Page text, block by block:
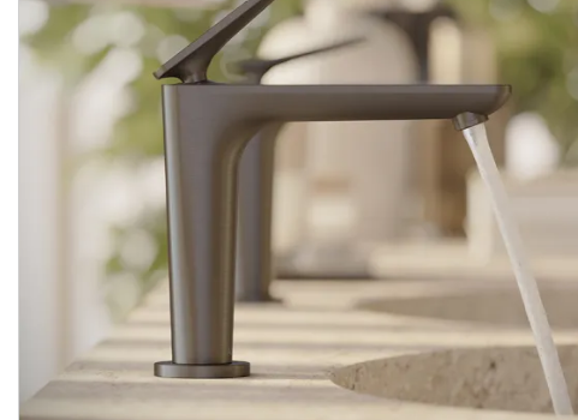
Змішувач Axor Citterio C
125 CoolStart для
AXOR
Series:
CITTERIO C
34 007.00
Змішувач Axor Citterio C
125 CoolStart для
Manufacturer:
Series:
CITTERIO C
On order
36 436.
UAH/pc.